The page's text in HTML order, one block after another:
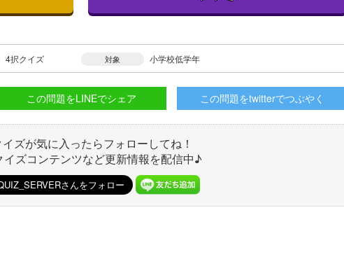
4択クイズ 対象 小学校低学年
この問題をLINEでシェア この問題をtwitterでつぶやく
ズが気に入ったらフォローしてね！
イズコンテンツなど更新情報を配信中♪